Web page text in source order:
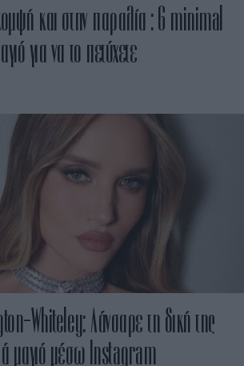
και στην παραλία : 6 minimal
για να το πετύχετε
Whiteley: Λάνσαρε τη δική της
μαγιό μέσω Instagram